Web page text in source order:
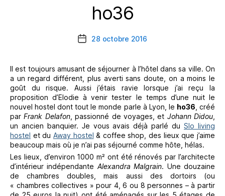
Catégories
ho36
Date28 octobre 2016
Il est toujours amusant de séjourner à l’hôtel dans sa ville. On
a un regard différent, plus averti sans doute, on a moins le
goût du risque. Aussi j’étais ravie lorsque j’ai reçu la
proposition d’Elodie à venir tester le temps d’une nuit le
nouvel hostel dont tout le monde parle à Lyon, le ho36 , créé
parFrank Delafon, passionné de voyages, et Johann Didou
un ancien banquier. Je vous avais déjà parlé duSlo living
hostel et du Away hostel & coffee shop, des lieux que j’aime
beaucoup mais où je n’ai pas séjourné comme hôte, hélas.
Les lieux, d’environ 1000 m² ont été rénovés par l’architecte
d’intérieur indépendante Alexandra Malgrain. Une douzaine
de chambres doubles, mais aussi des dortoirs (ou
« chambres collectives » pour 4, 6 ou 8 personnes – à partir